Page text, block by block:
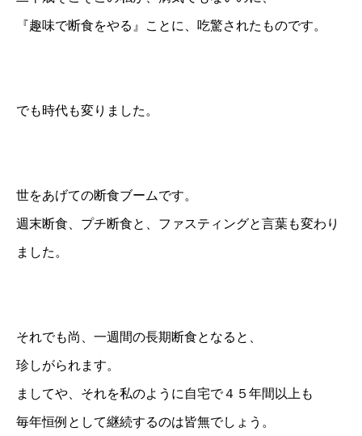
『趣味で断食をやる』ことに、吃驚されたものです。
でも時代も変りました。
世をあげての断食ブームです。
週末断食、プチ断食と、ファスティングと言葉も変わり
ました。
それでも尚、一週間の長期断食となると、
珍しがられます。
ましてや、それを私のように自宅で４５年間以上も
毎年恒例として継続するのは皆無でしょう。